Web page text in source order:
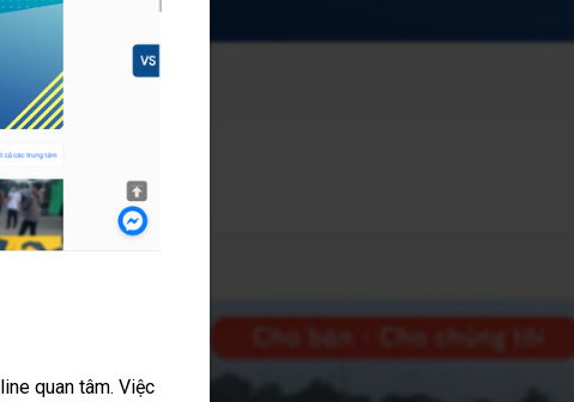
quan tâm. Việc